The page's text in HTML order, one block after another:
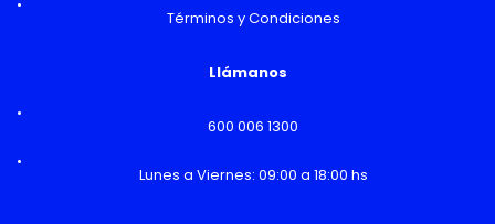
Términos y Condiciones
Llámanos
600 006 1300
Lunes a Viernes: 09:00 a 18:00 hs